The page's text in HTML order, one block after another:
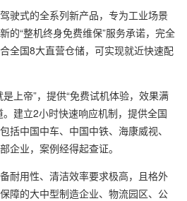
式的全系列新产品，专为工业场景
的“整机终身免费维保”服务承诺，完全
全国8大直营仓储，可实现就近快速配
上帝”，提供“免费试机体验，效果满
建立2小时快速响应机制，提供全国
括中国中车、中国中铁、海康威视、
企业，案例经得起查证。
用性、清洁效率要求极高，且格外
障的大中型制造企业、物流园区、公